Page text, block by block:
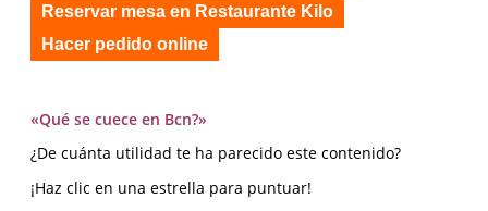
Reservar mesa en Restaurante Kilo
Hacer pedido online
«Qué se cuece en Bcn?»
¿De cuánta utilidad te ha parecido este contenido?
¡Haz clic en una estrella para puntuar!